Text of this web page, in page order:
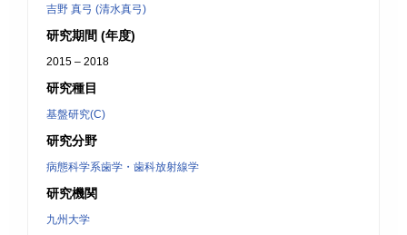
吉野 真弓 (清水真弓)
研究期間 (年度)
2015 – 2018
研究種目
基盤研究(C)
研究分野
病態科学系歯学・歯科放射線学
研究機関
九州大学